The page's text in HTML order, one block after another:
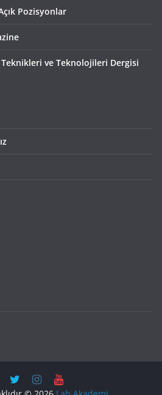
Pozisyonlar
ve Teknolojileri Dergisi